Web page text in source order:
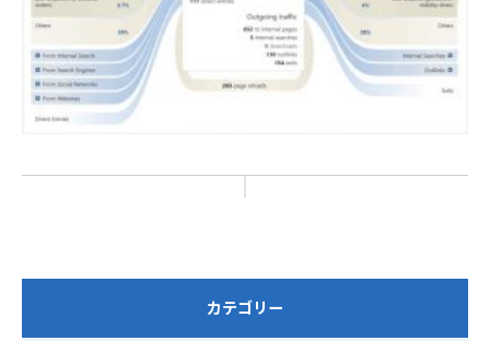
カテゴリー